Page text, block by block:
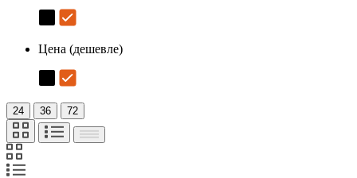
Цена (дешевле)
24 36 72